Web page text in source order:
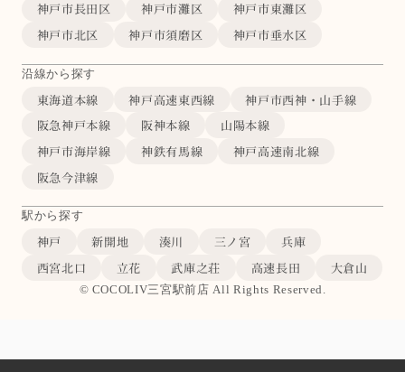
神戸市長田区
神戸市灘区
神戸市東灘区
神戸市北区
神戸市須磨区 神戸市垂水区
沿線から探す
東海道本線 神戸高速東西線
神戸市西神・山手線
阪急神戸本線
阪神本線
山陽本線
神戸市海岸線
神鉄有馬線
神戸高速南北線
阪急今津線
駅から探す
神戸 新開地 湊川 三ノ宮
兵庫
西宮北口
立花 武庫之荘 高速長田 大倉山
© COCOLIV三宮駅前店 All Rights Reserved.